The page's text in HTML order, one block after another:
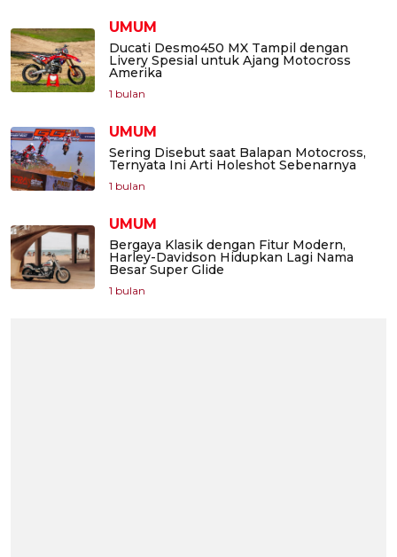
UMUM
Ducati Desmo450 MX Tampil dengan
Livery Spesial untuk Ajang Motocross
Amerika
1 bulan
UMUM
Sering Disebut saat Balapan Motocross,
Ternyata Ini Arti Holeshot Sebenarnya
1 bulan
UMUM
Bergaya Klasik dengan Fitur Modern,
Harley-Davidson Hidupkan Lagi Nama
Besar Super Glide
1 bulan